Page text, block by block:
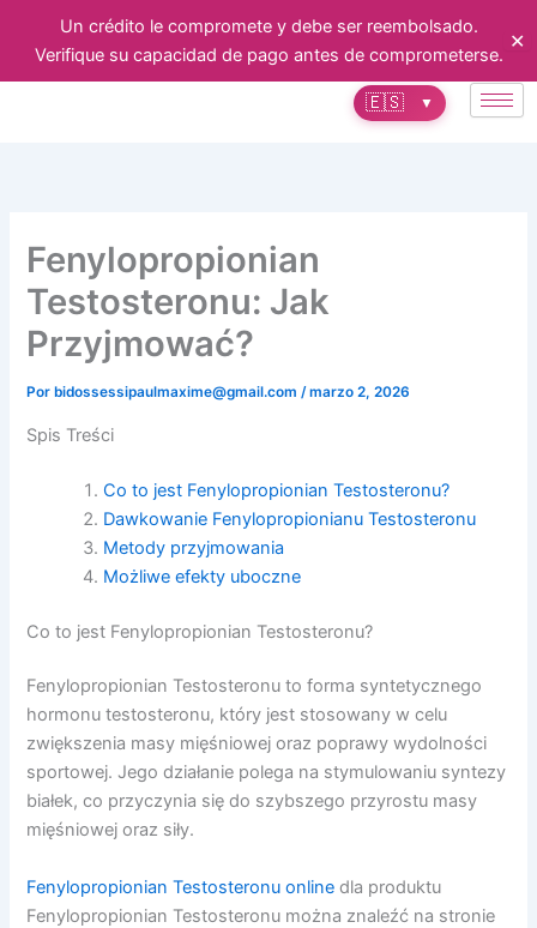
Un crédito le compromete y debe ser reembolsado.
Verifique su capacidad de pago antes de comprometerse.
✕
🇪🇸 ▼
Fenylopropionian
Testosteronu: Jak
Przyjmować?
Por bidossessipaulmaxime@gmail.com/marzo 2, 2026
Spis Treści
Co to jest Fenylopropionian Testosteronu?
Dawkowanie Fenylopropionianu Testosteronu
Metody przyjmowania
Możliwe efekty uboczne
Co to jest Fenylopropionian Testosteronu?
Fenylopropionian Testosteronu to forma syntetycznego
hormonu testosteronu, który jest stosowany w celu
zwiększenia masy mięśniowej oraz poprawy wydolności
sportowej. Jego działanie polega na stymulowaniu syntezy
białek, co przyczynia się do szybszego przyrostu masy
mięśniowej oraz siły.
Fenylopropionian Testosteronu online dla produktu
Fenylopropionian Testosteronu można znaleźć na stronie